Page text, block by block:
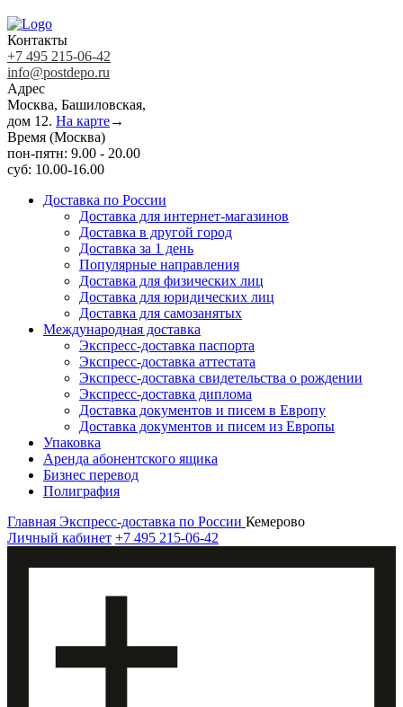
Контакты
+7 495 215-06-42
info@postdepo.ru
Адрес
Москва, Башиловская,
дом 12. На карте→
Время (Москва)
пон-пятн: 9.00 - 20.00
суб: 10.00-16.00
Доставка по России
Доставка для интернет-магазинов
Доставка в другой город
Доставка за 1 день
Популярные направления
Доставка для физических лиц
Доставка для юридических лиц
Доставка для самозанятых
Международная доставка
Экспресс-доставка паспорта
Экспресс-доставка аттестата
Экспресс-доставка свидетельства о рождении
Экспресс-доставка диплома
Доставка документов и писем в Европу
Доставка документов и писем из Европы
Упаковка
Аренда абонентского ящика
Бизнес перевод
Полиграфия
Главная Экспресс-доставка по России Кемерово
Личный кабинет +7 495 215-06-42